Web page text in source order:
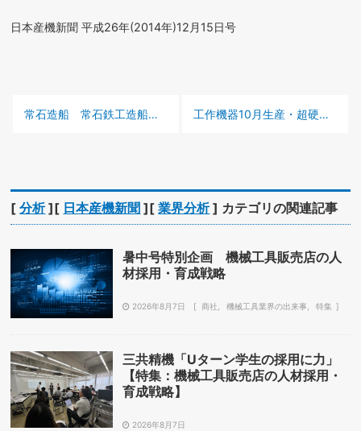
日本産機新聞 平成26年(2014年)12月15日号
前の記事 :
常石造船 常石鉄工造船産業特集 生産現場を訪ねて 次の記事 :
工作機器10月生産・超硬工具10月生産
[分析][ 日本産機新聞 ][業界分析] カテゴリの関連記事
暑中号特別企画 機械工具販売店の人
材採用・育成戦略
2026年8月7日 商社 機械工具業界の出来事 特集
三共精機「Uターン学生の採用に力」
【特集：機械工具販売店の人材採用・
育成戦略】
2026年8月7日